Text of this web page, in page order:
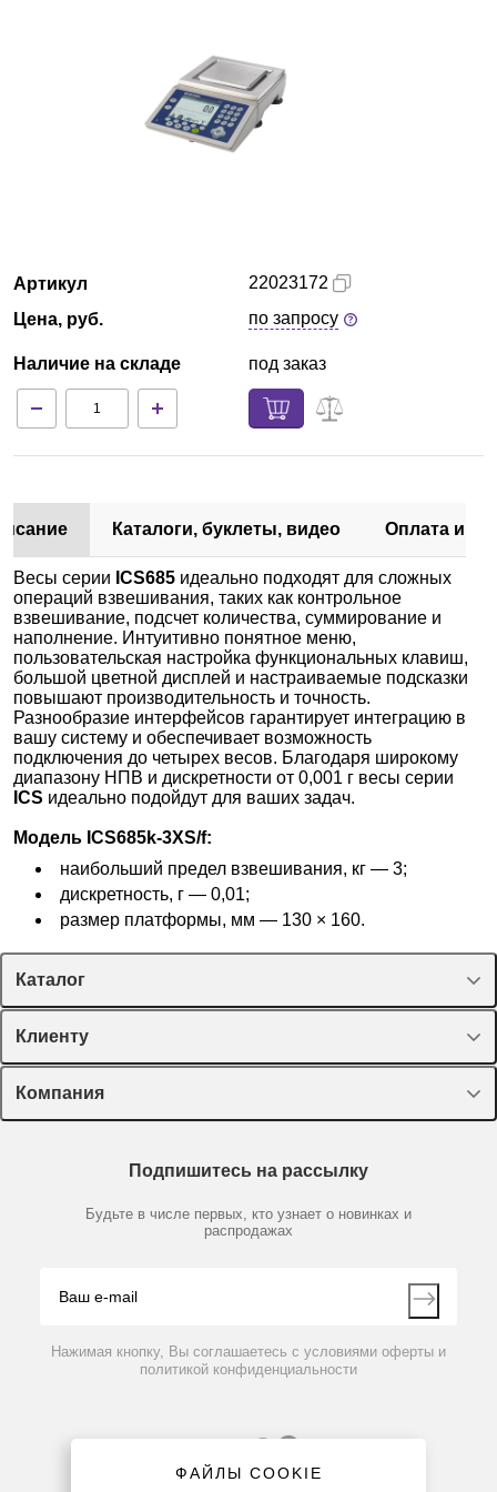
Партнеры
Технический сервис
Доставка и оплата
Артикул
Цена, руб.
Наличие на складе
22023172
по запросу
под заказ
Каталоги, буклеты, видео Оплата и
Весы серии ICS685 идеально подходят для сложных
операций взвешивания, таких как контрольное
взвешивание, подсчет количества, суммирование и
наполнение. Интуитивно понятное меню,
пользовательская настройка функциональных клавиш,
большой цветной дисплей и настраиваемые подсказки
повышают производительность и точность.
Разнообразие интерфейсов гарантирует интеграцию в
вашу систему и обеспечивает возможность
подключения до четырех весов. Благодаря широкому
диапазону НПВ и дискретности от 0,001 г весы серии
ICS идеально подойдут для ваших задач.
Модель ICS685k-3XS/f:
наибольший предел взвешивания, кг — 3;
дискретность, г — 0,01;
размер платформы, мм — 130 × 160.
Каталог
Спецпредложения
Оборудование, приборы
Пластик, стекло, принадлежности
Химические реактивы, препараты, наборы
Производители
Клиенту
Лекторий Диаэм
Доставка и оплата
Мобильное приложение
Компания
Партнеры
Контакты
Подпишитесь на рассылку
Будьте в числе первых, кто узнает о новинках и
распродажах
Нажимая кнопку, Вы соглашаетесь с условиями оферты и
политикой конфиденциальности
ФАЙЛЫ COOKIE